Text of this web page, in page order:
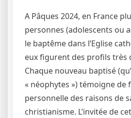
A Pâques 2024, en France
personnes (adolescents ou
le baptême dans l’Eglise
eux figurent des profils très
Chaque nouveau baptisé
« néophytes ») témoigne de
personnelle des raisons de
christianisme. L’invitée de